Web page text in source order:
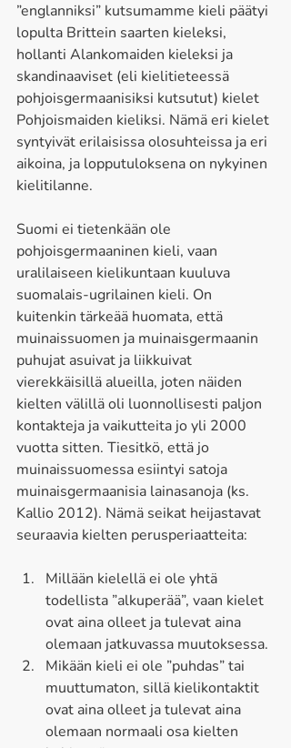
”englanniksi” kutsumamme kieli päätyi
lopulta Brittein saarten kieleksi,
hollanti Alankomaiden kieleksi ja
skandinaaviset (eli kielitieteessä
pohjoisgermaanisiksi kutsutut) kielet
Pohjoismaiden kieliksi. Nämä eri kielet
syntyivät erilaisissa olosuhteissa ja eri
aikoina, ja lopputuloksena on nykyinen
kielitilanne.
Suomi ei tietenkään ole
pohjoisgermaaninen kieli, vaan
uralilaiseen kielikuntaan kuuluva
suomalais-ugrilainen kieli. On
kuitenkin tärkeää huomata, että
muinaissuomen ja muinaisgermaanin
puhujat asuivat ja liikkuivat
vierekkäisillä alueilla, joten näiden
kielten välillä oli luonnollisesti paljon
kontakteja ja vaikutteita jo yli 2000
vuotta sitten. Tiesitkö, että jo
muinaissuomessa esiintyi satoja
muinaisgermaanisia lainasanoja (ks.
Kallio 2012). Nämä seikat heijastavat
seuraavia kielten perusperiaatteita:
Millään kielellä ei ole yhtä
todellista ”alkuperää”, vaan kielet
ovat aina olleet ja tulevat aina
olemaan jatkuvassa muutoksessa.
Mikään kieli ei ole ”puhdas” tai
muuttumaton, sillä kielikontaktit
ovat aina olleet ja tulevat aina
olemaan normaali osa kielten